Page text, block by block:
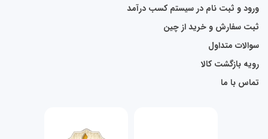
ورود و ثبت نام در سیستم کسب درآمد
ثبت سفارش و خرید از چین
سوالات متداول
رویه بازگشت کالا
تماس با ما